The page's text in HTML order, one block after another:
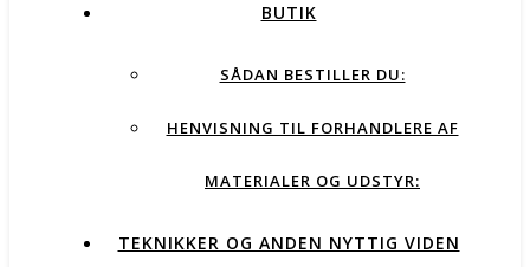
BUTIK
SÅDAN BESTILLER DU:
HENVISNING TIL FORHANDLERE AF
MATERIALER OG UDSTYR:
TEKNIKKER OG ANDEN NYTTIG VIDEN